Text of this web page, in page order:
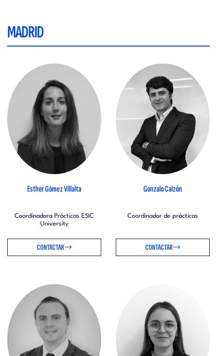
MADRID
Esther Gómez Villalta
Coordinadora Prácticas ESIC
University
CONTACTAR
Gonzalo Calzón
Coordinador de prácticas
CONTACTAR